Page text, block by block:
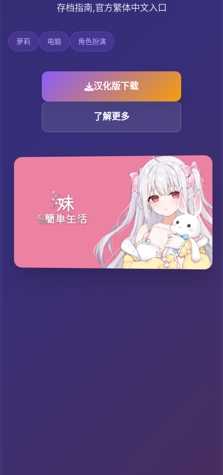
存档指南,官方繁体中文入口
萝莉 电脑 角色扮演
汉化版下载
了解更多